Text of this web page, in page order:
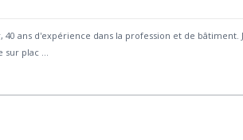
d'expérience dans la profession et de bâtiment.
sur plac